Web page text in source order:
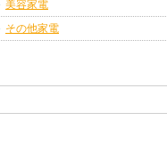
美容家電
その他家電